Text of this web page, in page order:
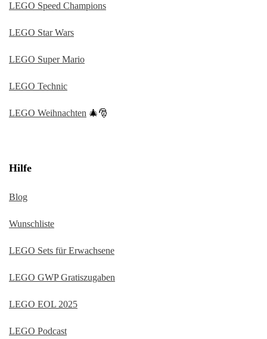
LEGO Speed Champions
LEGO Star Wars
LEGO Super Mario
LEGO Technic
LEGO Weihnachten 🎄🎅
Hilfe
Blog
Wunschliste
LEGO Sets für Erwachsene
LEGO GWP Gratiszugaben
LEGO EOL 2025
LEGO Podcast